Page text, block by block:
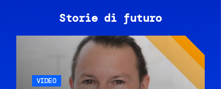
Storie di futuro
VIDEO